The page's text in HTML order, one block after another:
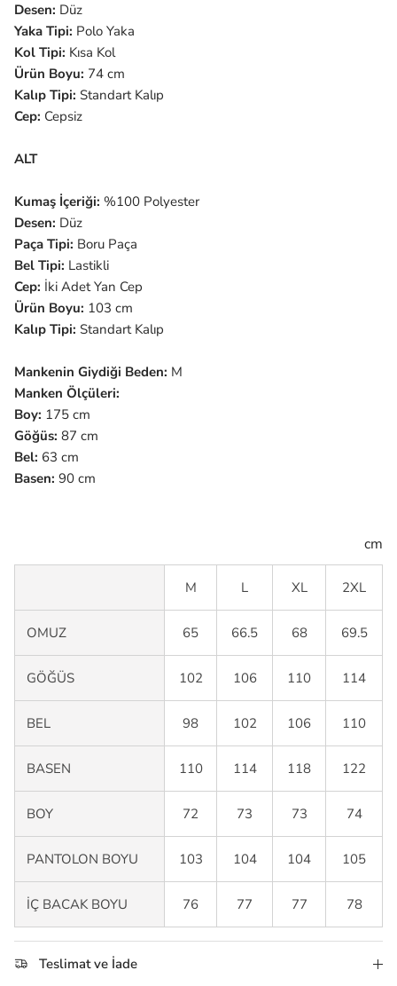
Desen: Düz
Yaka Tipi: Polo Yaka
Kol Tipi: Kısa Kol
Ürün Boyu: 74 cm
Kalıp Tipi: Standart Kalıp
Cep: Cepsiz
ALT
Kumaş İçeriği: %100 Polyester
Desen: Düz
Paça Tipi: Boru Paça
Bel Tipi: Lastikli
Cep: İki Adet Yan Cep
Ürün Boyu: 103 cm
Kalıp Tipi: Standart Kalıp
Mankenin Giydiği Beden: M
Manken Ölçüleri:
Boy: 175 cm
Göğüs: 87 cm
Bel: 63 cm
Basen: 90 cm
cm
M L XL 2XL
OMUZ 65 66.5 68 69.5
GÖĞÜS 102 106 110 114
BEL 98 102 106 110
BASEN 110 114 118 122
BOY 72 73 73 74
PANTOLON BOYU 103 104 104 105
İÇ BACAK BOYU 76 77 77 78
Teslimat ve İade